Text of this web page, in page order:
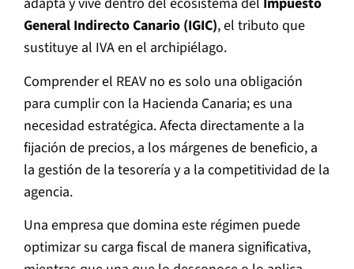
General Indirecto Canario (IGIC), el tributo que
sustituye al IVA en el archipiélago.
Comprender el REAV no es solo una obligación
para cumplir con la Hacienda Canaria; es una
necesidad estratégica. Afecta directamente a la
fijación de precios, a los márgenes de beneficio, a
la gestión de la tesorería y a la competitividad de la
agencia.
Una empresa que domina este régimen puede
optimizar su carga fiscal de manera significativa,